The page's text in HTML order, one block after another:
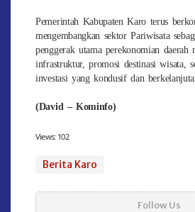
Pemerintah Kabupaten Karo terus
mengembangkan sektor Pariwisata
penggerak utama perekonomian daerah
infrastruktur, promosi destinasi wisata,
investasi yang kondusif dan
(David – Kominfo)
Views: 102
Berita Karo
Follow Us